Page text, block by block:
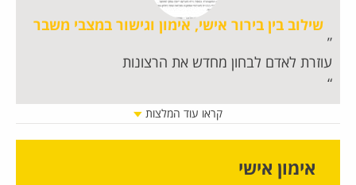
שילוב בין בירור אישי, אימון וגישור במצבי משבר
עוזרת לאדם לבחון מחדש את הרצונות
קראו עוד המלצות
אימון אישי